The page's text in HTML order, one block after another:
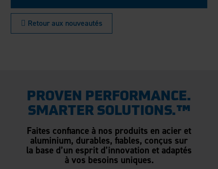
 Retour aux nouveautés
PROVEN PERFORMANCE.
SMARTER SOLUTIONS.™
Faites confiance à nos produits en acier et
aluminium, durables, fiables, conçus sur
la base d’un esprit d’innovation et adaptés
à vos besoins uniques.